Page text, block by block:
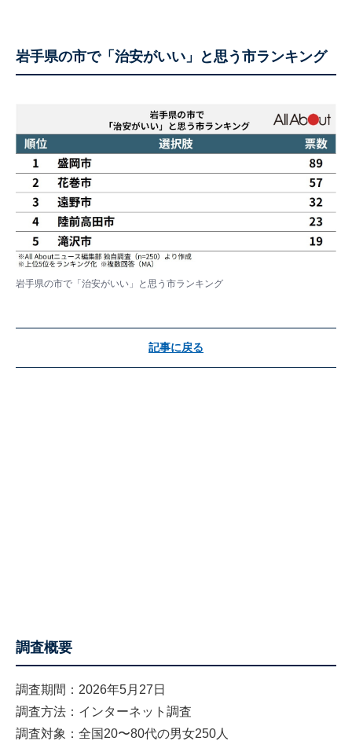
岩手県の市で「治安がいい」と思う市ランキング
岩手県の市で「治安がいい」と思う市ランキング
記事に戻る
調査概要
調査期間：2026年5月27日
調査方法：インターネット調査
調査対象：全国20〜80代の男女250人